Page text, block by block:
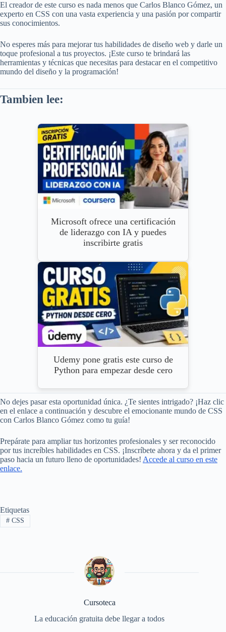
El creador de este curso es nada menos que Carlos Blanco Gómez, un
experto en CSS con una vasta experiencia y una pasión por compartir
sus conocimientos.
No esperes más para mejorar tus habilidades de diseño web y darle un
toque profesional a tus proyectos. ¡Este curso te brindará las
herramientas y técnicas que necesitas para destacar en el competitivo
mundo del diseño y la programación!
Tambien lee:
Microsoft ofrece una certificación
de liderazgo con IA y puedes
inscribirte gratis
Udemy pone gratis este curso de
Python para empezar desde cero
No dejes pasar esta oportunidad única. ¿Te sientes intrigado? ¡Haz clic
en el enlace a continuación y descubre el emocionante mundo de CSS
con Carlos Blanco Gómez como tu guía!
Prepárate para ampliar tus horizontes profesionales y ser reconocido
por tus increíbles habilidades en CSS. ¡Inscríbete ahora y da el primer
paso hacia un futuro lleno de oportunidades! Accede al curso en este
enlace.
Etiquetas
#CSS
Cursoteca
La educación gratuita debe llegar a todos